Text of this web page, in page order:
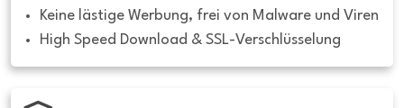
Keine lästige Werbung, frei von Malware und Viren
High Speed Download & SSL-Verschlüsselung